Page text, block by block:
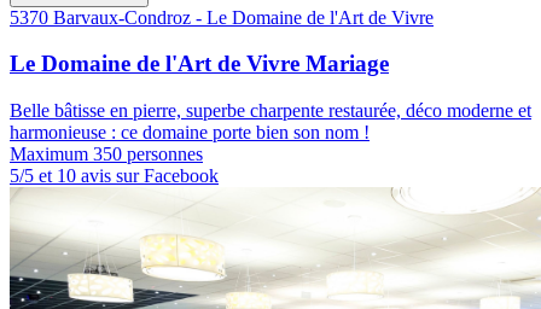
5370 Barvaux-Condroz - Le Domaine de l'Art de Vivre
Le Domaine de l'Art de Vivre Mariage
Belle bâtisse en pierre, superbe charpente restaurée, déco moderne et
harmonieuse : ce domaine porte bien son nom !
Maximum 350 personnes
5/5 et 10 avis sur Facebook